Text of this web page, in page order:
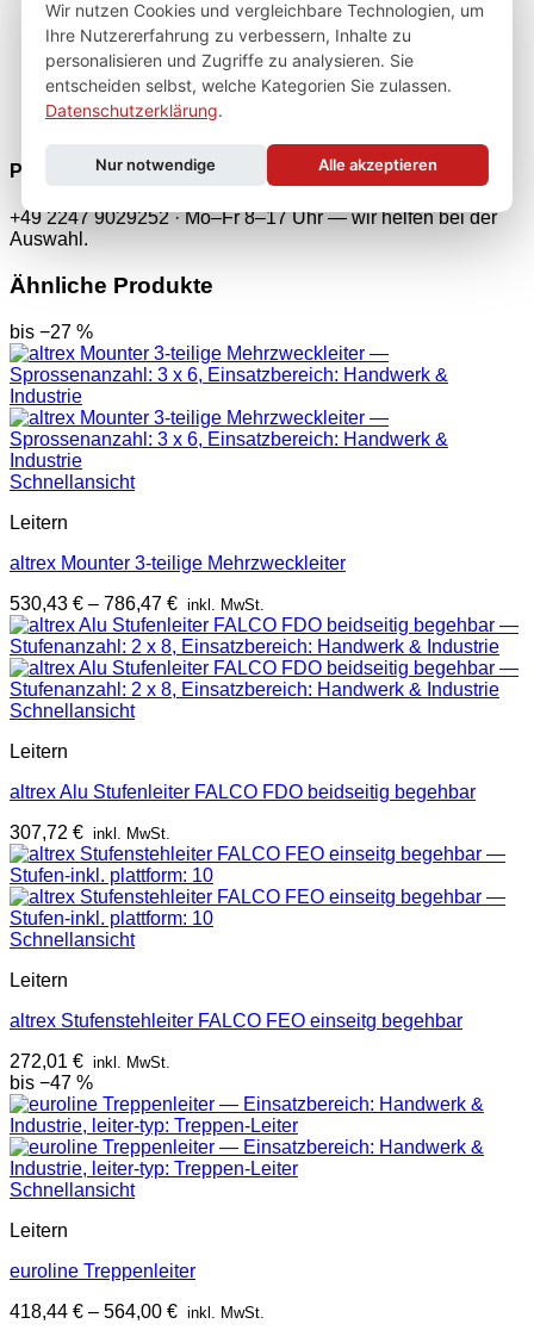
Persönliche Fachberatung
+49 2247 9029252 · Mo–Fr 8–17 Uhr — wir helfen bei der
Auswahl.
Ähnliche Produkte
bis −27 %
Schnellansicht
Leitern
altrex Mounter 3-teilige Mehrzweckleiter
530,43 € – 786,47 € inkl. MwSt.
Schnellansicht
Leitern
altrex Alu Stufenleiter FALCO FDO beidseitig begehbar
307,72 € inkl. MwSt.
Schnellansicht
Leitern
altrex Stufenstehleiter FALCO FEO einseitg begehbar
272,01 € inkl. MwSt.
bis −47 %
Schnellansicht
Leitern
euroline Treppenleiter
418,44 € – 564,00 € inkl. MwSt.
Wir nutzen Cookies und vergleichbare Technologien, um
Ihre Nutzererfahrung zu verbessern, Inhalte zu
personalisieren und Zugriffe zu analysieren. Sie
entscheiden selbst, welche Kategorien Sie zulassen.
Datenschutzerklärung.
Nur notwendige Alle akzeptieren